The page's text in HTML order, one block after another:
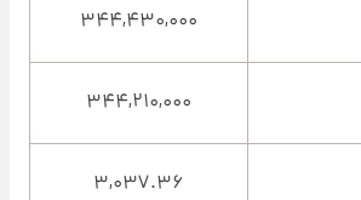
۳۴۴,۴۳۰,۰۰۰
۳۴۴,۲۱۰,۰۰۰
۳,۰۳۷.۳۶